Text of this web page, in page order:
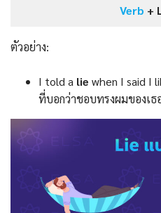
Verb +
ตัวอย่าง:
I told a lie when I said I
ที่บอกว่าชอบทรงผมของเธ